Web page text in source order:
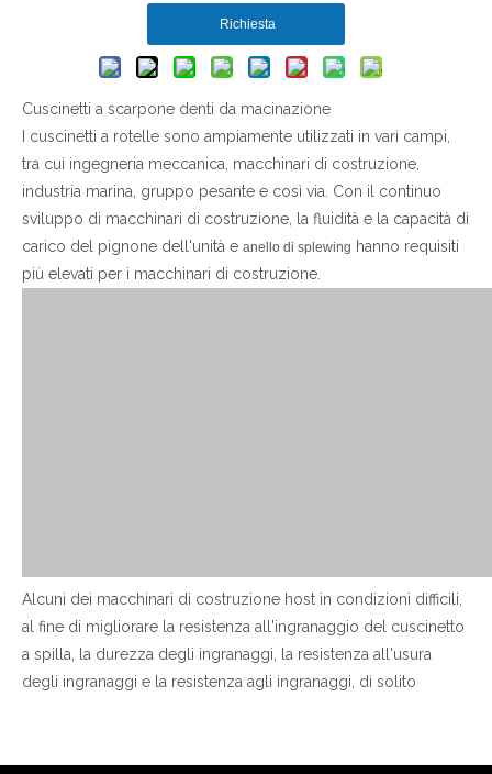
Pусский
Français
العربية
English
Richiesta
Cuscinetti a scarpone denti da macinazione
I cuscinetti a rotelle sono ampiamente utilizzati in vari campi,
tra cui ingegneria meccanica, macchinari di costruzione,
industria marina, gruppo pesante e così via. Con il continuo
sviluppo di macchinari di costruzione, la fluidità e la capacità di
carico del pignone dell'unità e anello di splewing hanno requisiti
più elevati per i macchinari di costruzione.
Alcuni dei macchinari di costruzione host in condizioni difficili,
al fine di migliorare la resistenza all'ingranaggio del cuscinetto
a spilla, la durezza degli ingranaggi, la resistenza all'usura
degli ingranaggi e la resistenza agli ingranaggi, di solito
indosserà resistenza , denti rotti e altri problemi di fallimento.